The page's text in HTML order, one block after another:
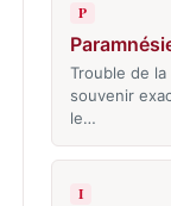
P
Trouble de
souvenir
le…
I